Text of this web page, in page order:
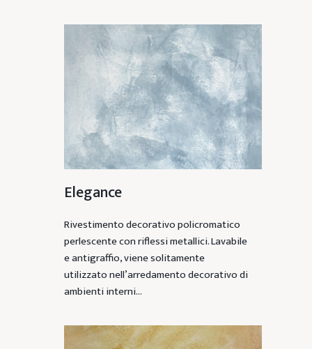
Elegance
Rivestimento decorativo policromatico
perlescente con riflessi metallici. Lavabile
e antigraffio, viene solitamente
utilizzato nell’arredamento decorativo di
ambienti interni…